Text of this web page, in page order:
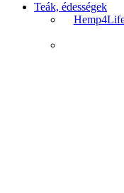
Teák, édességek